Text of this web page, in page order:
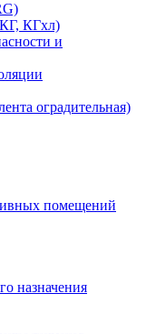
КГхл)
и
оградительная)
помещений
назначения